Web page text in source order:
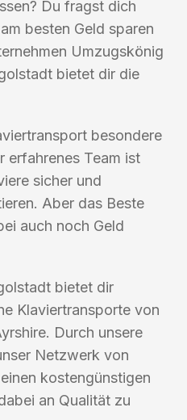
Du fragst dich
besten Geld sparen
Umzugskönig
bietet dir die
besondere
erfahrenes Team ist
sicher und
Aber das Beste
auch noch Geld
bietet dir
Klaviertransporte von
Durch unsere
Netzwerk von
kostengünstigen
an Qualität zu